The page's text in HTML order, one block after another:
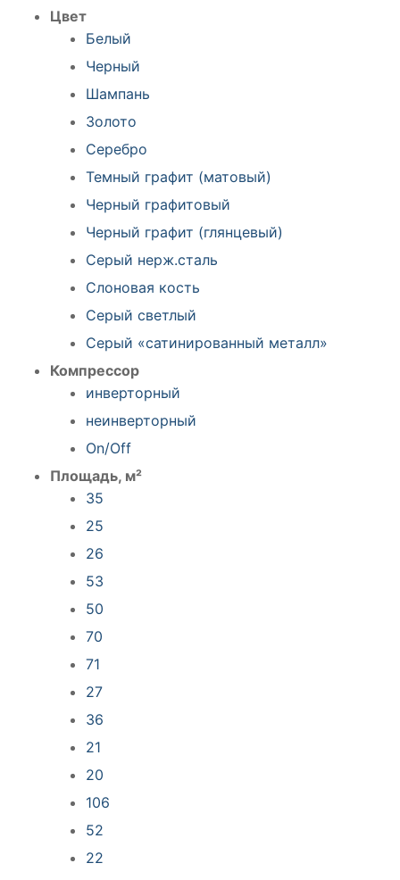
Цвет
Белый
Черный
Шампань
Золото
Серебро
Темный графит (матовый)
Черный графитовый
Черный графит (глянцевый)
Серый нерж.сталь
Слоновая кость
Серый светлый
Серый «сатинированный металл»
Компрессор
инверторный
неинверторный
On/Off
Площадь, м²
35
25
26
53
50
70
71
27
36
21
20
106
52
22